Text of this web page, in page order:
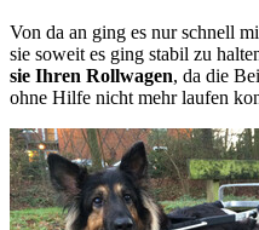
Von da an ging es nur schnell
sie soweit es ging stabil zu
sie Ihren Rollwagen, da die
ohne Hilfe nicht mehr laufen